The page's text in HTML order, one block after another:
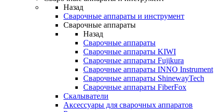
Назад
Сварочные аппараты и инструмент
Сварочные аппараты
Назад
Сварочные аппараты
Сварочные аппараты KIWI
Сварочные аппараты Fujikura
Сварочные аппараты INNO Instrument
Сварочные аппараты ShinewayTech
Cварочные аппараты FiberFox
Скалыватели
Аксессуары для сварочных аппаратов